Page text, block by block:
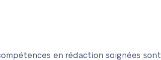
en rédaction soignées sont